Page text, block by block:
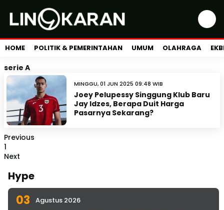
HOME POLITIK & PEMERINTAHAN UMUM OLAHRAGA
serie A
MINGGU, 01 JUN 2025 09:48 WIB
Joey Pelupessy Singgung Klub Baru
Jay Idzes, Berapa Duit Harga
Pasarnya Sekarang?
Previous
1
Next
Hype
03 Agustus 2026